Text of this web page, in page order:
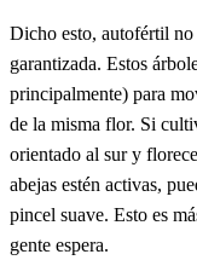
Dicho esto, autofértil
garantizada. Estos
principalmente) para
de la misma flor. Si
orientado al sur y
abejas estén activas,
pincel suave. Esto es
gente espera.